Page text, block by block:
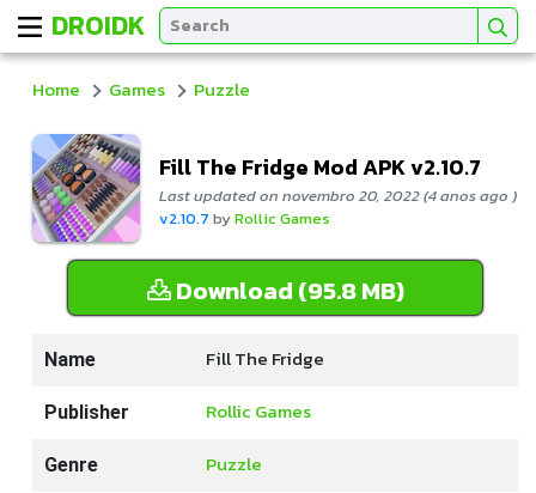
DROIDK
Home Games Puzzle
Fill The Fridge Mod APK v2.10.7
Last updated on novembro 20, 2022 (4 anos ago )
v2.10.7 byRollic Games
Download (95.8 MB)
Name Fill The Fridge
Publisher Rollic Games
Genre Puzzle